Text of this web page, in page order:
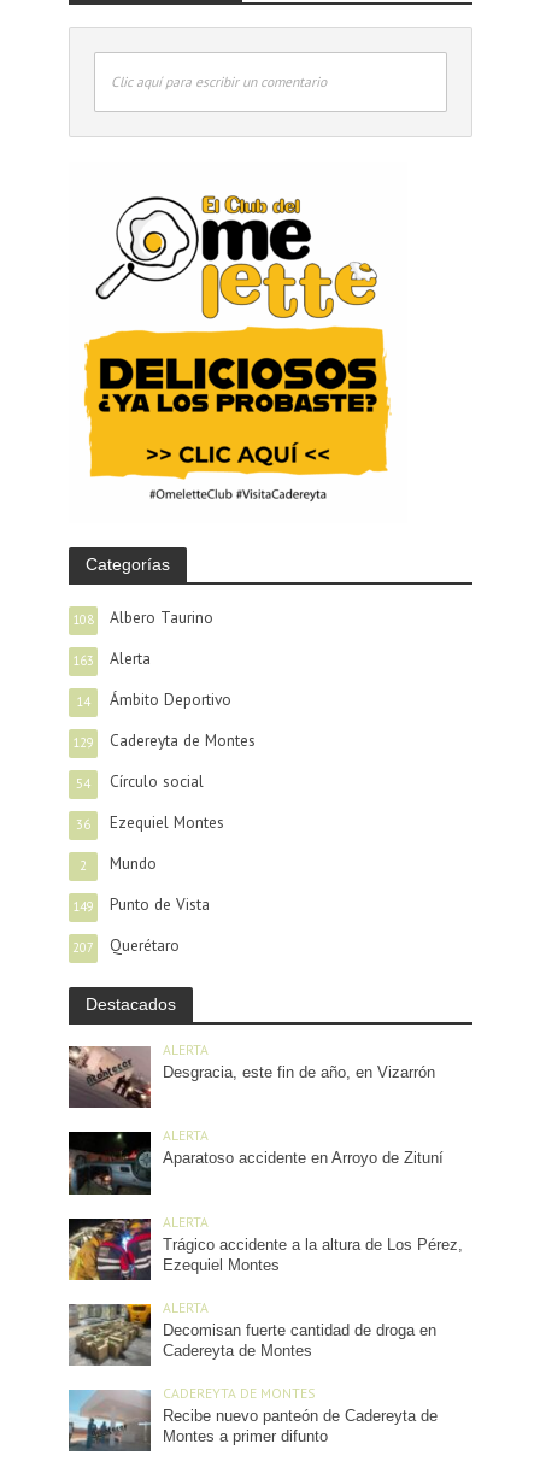
Clic aquí para escribir un comentario
Categorías
Albero Taurino
108
Alerta
163
Ámbito Deportivo
14
Cadereyta de Montes
129
Círculo social
54
Ezequiel Montes
36
Mundo
2
Punto de Vista
149
Querétaro
207
Destacados
ALERTA
Desgracia, este fin de año, en Vizarrón
ALERTA
Aparatoso accidente en Arroyo de Zituní
ALERTA
Trágico accidente a la altura de Los Pérez,
Ezequiel Montes
ALERTA
Decomisan fuerte cantidad de droga en
Cadereyta de Montes
CADEREYTA DE MONTES
Recibe nuevo panteón de Cadereyta de
Montes a primer difunto